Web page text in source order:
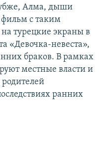
Алма, дыши
с таким
турецкие экраны в
«Девочка-невеста»,
браков. В рамках
местные власти и
ранних